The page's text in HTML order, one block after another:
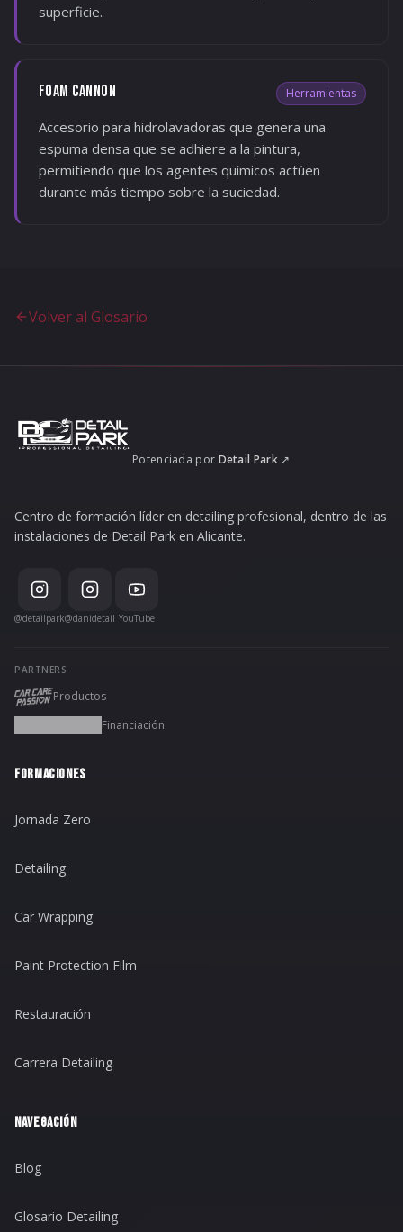
superficie.
FOAM CANNON Herramientas
Accesorio para hidrolavadoras que genera una
espuma densa que se adhiere a la pintura,
permitiendo que los agentes químicos actúen
durante más tiempo sobre la suciedad.
Volver al Glosario
Potenciada por Detail Park↗
Centro de formación líder en detailing profesional, dentro de las
instalaciones de Detail Park en Alicante.
@detailpark@danidetail YouTube
PARTNERS
Productos
Financiación
FORMACIONES
Jornada Zero
Detailing
Car Wrapping
Paint Protection Film
Restauración
Carrera Detailing
NAVEGACIÓN
Blog
Glosario Detailing